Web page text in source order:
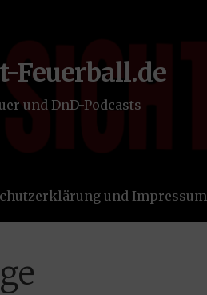
Feuerball.de
und DnD-Podcasts
und Impressum